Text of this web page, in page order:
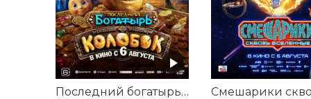
Последний богатырь. Колобок